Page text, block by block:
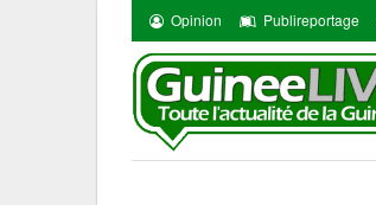
Opinion Publireportage